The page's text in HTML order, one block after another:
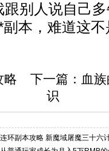
别人说自己
本，难道这
略 下一篇： 血
识
连环副本攻略 新魔域屠魔三十六